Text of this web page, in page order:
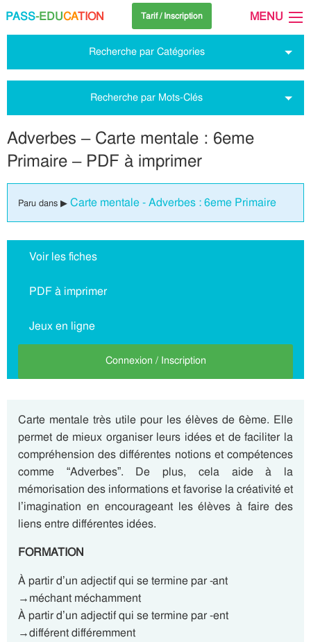
PASS-EDUCATION Tarif / Inscription MENU
Recherche par Catégories
Recherche par Mots-Clés
Adverbes – Carte mentale : 6eme
Primaire – PDF à imprimer
Paru dans ▶ Carte mentale - Adverbes : 6eme Primaire
Voir les fiches
PDF à imprimer
Jeux en ligne
Connexion / Inscription
Carte mentale très utile pour les élèves de 6ème. Elle
permet de mieux organiser leurs idées et de faciliter la
compréhension des différentes notions et compétences
comme “Adverbes”. De plus, cela aide à la
mémorisation des informations et favorise la créativité et
l’imagination en encourageant les élèves à faire des
liens entre différentes idées.
FORMATION
À partir d’un adjectif qui se termine par -ant
→méchant méchamment
À partir d’un adjectif qui se termine par -ent
→différent différemment